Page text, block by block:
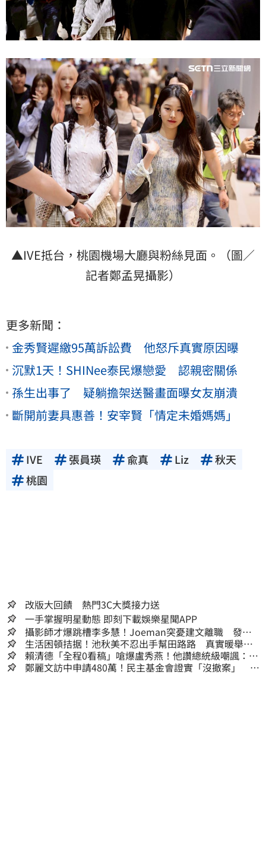
▲IVE抵台，桃園機場大廳與粉絲見面。（圖／
記者鄭孟晃攝影）
更多新聞：
金秀賢遲繳95萬訴訟費 他怒斥真實原因曝
沉默1天！SHINee泰民爆戀愛 認親密關係
孫生出事了 疑躺擔架送醫畫面曝女友崩潰
斷開前妻具惠善！安宰賢「情定未婚媽媽」
IVE 張員瑛 兪真 Liz
秋天
桃園
改版大回饋 熱門3C大獎接力送
一手掌握明星動態 即刻下載娛樂星聞APP
攝影師才爆跳槽李多慧！Joeman突憂建文離職 發聲
「其實我很清楚」
生活困頓拮据！池秋美不忍出手幫田路路 真實暖舉曝
光
賴清德「全程0看稿」嗆爆盧秀燕！他讚總統級嘲諷：把
8年總帳一次掀翻
鄭麗文訪中申請480萬！民主基金會證實「沒撤案」 預